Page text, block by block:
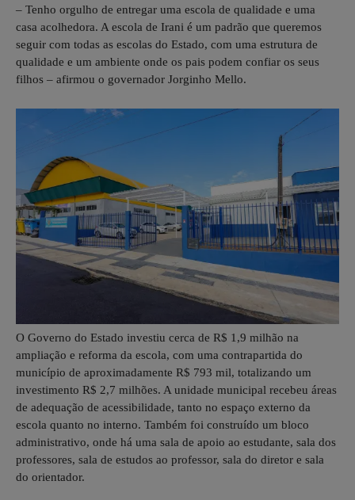
– Tenho orgulho de entregar uma escola de qualidade e uma
casa acolhedora. A escola de Irani é um padrão que queremos
seguir com todas as escolas do Estado, com uma estrutura de
qualidade e um ambiente onde os pais podem confiar os seus
filhos – afirmou o governador Jorginho Mello.
O Governo do Estado investiu cerca de R$ 1,9 milhão na
ampliação e reforma da escola, com uma contrapartida do
município de aproximadamente R$ 793 mil, totalizando um
investimento R$ 2,7 milhões. A unidade municipal recebeu áreas
de adequação de acessibilidade, tanto no espaço externo da
escola quanto no interno. Também foi construído um bloco
administrativo, onde há uma sala de apoio ao estudante, sala dos
professores, sala de estudos ao professor, sala do diretor e sala
do orientador.